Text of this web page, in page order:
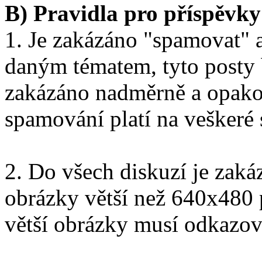
B) Pravidla pro
1. Je zakázáno
daným tématem, tyto
zakázáno nadměrně a
spamování platí na veškeré
2. Do všech diskuzí je
obrázky větší než
větší obrázky musí